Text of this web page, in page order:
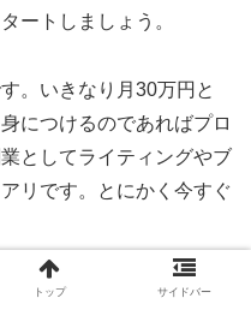
ートしましょう。
。いきなり月30万円と
につけるのであればプロ
としてライティングやブ
リです。とにかく今すぐ
トップ サイドバー